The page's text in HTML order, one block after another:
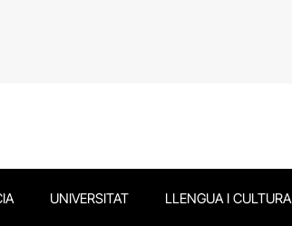
UNIVERSITAT LLENGUA I CULTURA